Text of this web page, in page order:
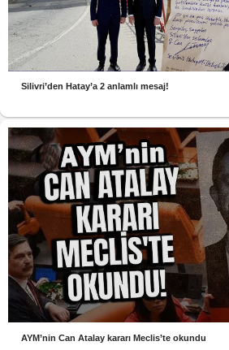
Silivri’den Hatay’a 2 anlamlı mesaj!
AYM’nin Can Atalay kararı Meclis’te okundu